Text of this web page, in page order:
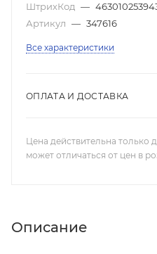
ШтрихКод —
Артикул — 347616
Все характеристики
ОПЛАТА И ДОСТАВКА
Цена действительна только
может отличаться от цен в
Описание